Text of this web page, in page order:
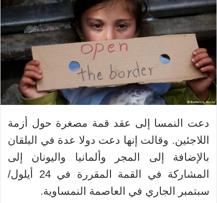
دعت النمسا إلى عقد قمة مصغرة حول أزمة
اللاجئين. وقالت إنها دعت دولا عدة في البلقان
بالإضافة إلى المجر وألمانيا واليونان إلى
المشاركة في القمة المقررة في 24 أيلول/
سبتمبر الجاري في العاصمة النمساوية.